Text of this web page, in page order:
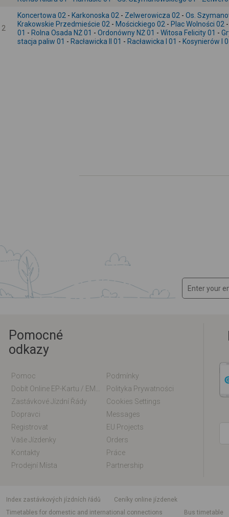
2
Koncertowa 02 - Karkonoska 02 - Zelwerowicza 02 - Os.
Krakowskie Przedmieście 02 - Mościckiego 02 - Plac Wolności 02
01 - Rolna Osada NŻ 01 - Ordonówny NŻ 01 - Witosa Felicity 01 -
stacja paliw 01 - Racławicka II 01 - Racławicka I 01 - Kosynierów I
Pomocné
odkazy
Pomoc
Podmínky
Polityka Prywatności
Zastávkové Jízdní Řády
Cookies Settings
Dopravci
Messages
Registrovat
EU Projects
Vaše Jízdenky
Orders
Kontakty
Práce
Prodejní Místa
Partnership
index zastávkových jízdních řádů
Ceníky online jízdenek
Timetables for domestic and international connections
Bus timetable